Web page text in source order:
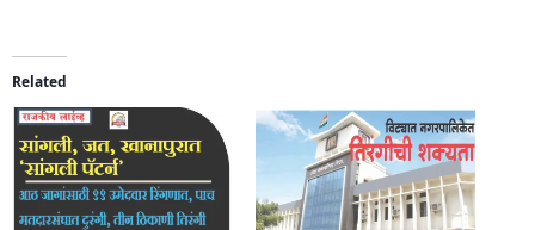
Related